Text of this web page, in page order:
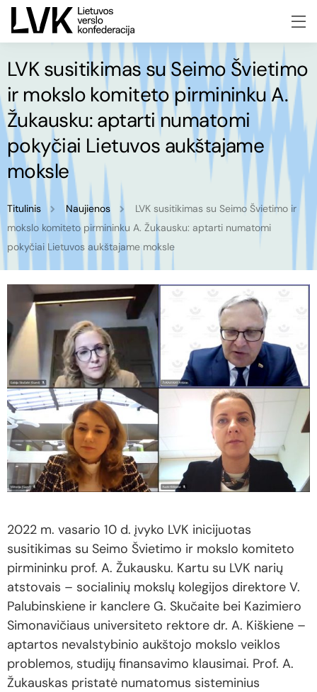
LVK susitikimas su Seimo Švietimo
ir mokslo komiteto pirmininku A.
Žukausku: aptarti numatomi
pokyčiai Lietuvos aukštajame
moksle
Titulinis Naujienos
LVK susitikimas su Seimo Švietimo ir
mokslo komiteto pirmininku A. Žukausku: aptarti numatomi
pokyčiai Lietuvos aukštajame moksle
2022 m. vasario 10 d. įvyko LVK inicijuotas
susitikimas su Seimo Švietimo ir mokslo komiteto
pirmininku prof. A. Žukausku. Kartu su LVK narių
atstovais – socialinių mokslų kolegijos direktore V.
Palubinskiene ir kanclere G. Skučaite bei Kazimiero
Simonavičiaus universiteto rektore dr. A. Kiškiene –
aptartos nevalstybinio aukštojo mokslo veiklos
problemos, studijų finansavimo klausimai. Prof. A.
Žukauskas pristatė numatomus sisteminius